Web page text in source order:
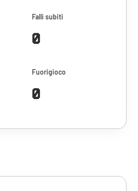
Falli subiti
0
Fuorigioco
0